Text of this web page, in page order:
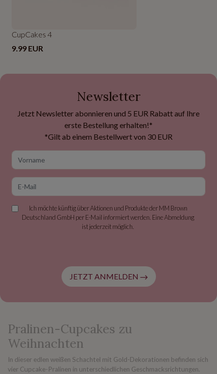
CupCakes 4
9.99 EUR
Newsletter
Jetzt Newsletter abonnieren und 5 EUR Rabatt auf Ihre
erste Bestellung erhalten!*
*Gilt ab einem Bestellwert von 30 EUR
Ich möchte künftig über Aktionen und Produkte der MM Brown
Deutschland GmbH per E-Mail informiert werden. Eine Abmeldung
ist jederzeit möglich.
JETZT ANMELDEN
Pralinen-Cupcakes zu
Weihnachten
In dieser edlen weißen Schachtel mit Gold-Dekorationen befinden sich
vier Cupcake-Pralinen in unterschiedlichen Geschmacksrichtungen.